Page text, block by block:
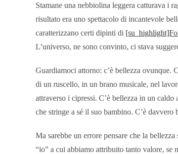
Stamane una nebbiolina leggera catturava i
risultato era uno spettacolo di incantevole
caratterizzano certi dipinti di
L’universo, ne sono convinto, ci stava
Guardiamoci attorno: c’è bellezza ovunque.
di un ruscello, in un brano musicale, nel
attraverso i cipressi. C’è bellezza in un
che stringe a sé il suo bambino. C’è
Ma sarebbe un errore pensare che la
“io” a cui abbiamo attribuito tanto valore, se